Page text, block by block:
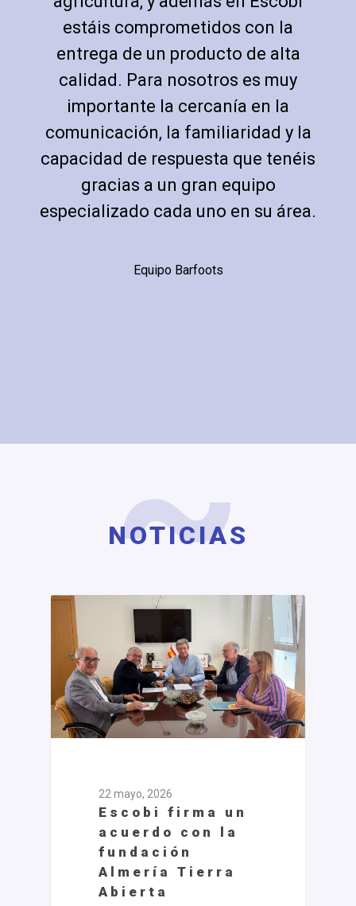
estáis comprometidos con la
entrega de un producto de alta
calidad. Para nosotros es muy
importante la cercanía en la
comunicación, la familiaridad y la
capacidad de respuesta que tenéis
gracias a un gran equipo
especializado cada uno en su área.
Equipo Barfoots
NOTICIAS
22 mayo, 2026
Escobi firma un
acuerdo con la
fundación
Almería Tierra
Abierta